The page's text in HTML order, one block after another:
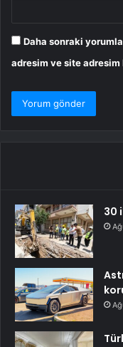
Daha sonraki
adresim ve site adresim
30